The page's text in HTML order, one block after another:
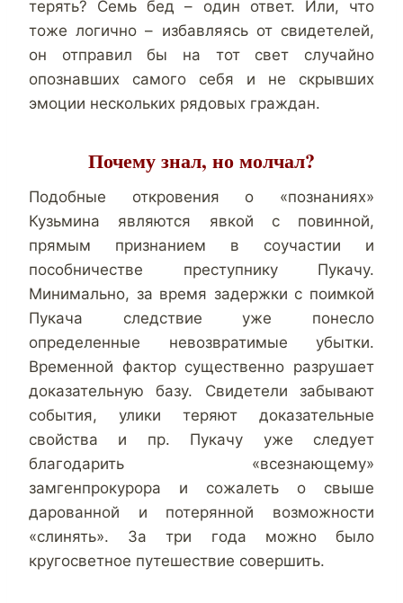
терять? Семь бед – один ответ. Или, что
тоже логично – избавляясь от свидетелей,
он отправил бы на тот свет случайно
опознавших самого себя и не скрывших
эмоции нескольких рядовых граждан.
Почему знал, но молчал?
Подобные откровения о «познаниях»
Кузьмина являются явкой с повинной,
прямым признанием в соучастии и
пособничестве преступнику Пукачу.
Минимально, за время задержки с поимкой
Пукача следствие уже понесло
определенные невозвратимые убытки.
Временной фактор существенно разрушает
доказательную базу. Свидетели забывают
события, улики теряют доказательные
свойства и пр. Пукачу уже следует
благодарить «всезнающему»
замгенпрокурора и сожалеть о свыше
дарованной и потерянной возможности
«слинять». За три года можно было
кругосветное путешествие совершить.